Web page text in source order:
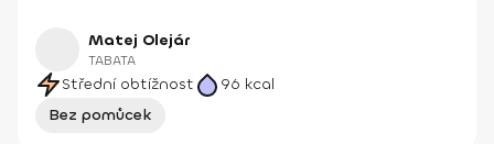
Matej Olejár
TABATA
Střední obtížnost 96 kcal
Bez pomůcek